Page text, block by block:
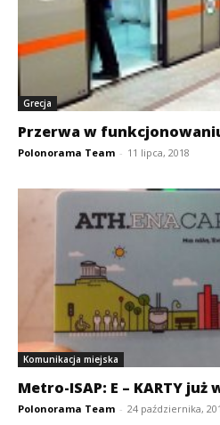
Grecja
Przerwa w
Polonorama Team - 11 lipca, 2018
Komunikacja miejska
Metro-ISAP: E – KARTY już
Polonorama Team - 24 października,